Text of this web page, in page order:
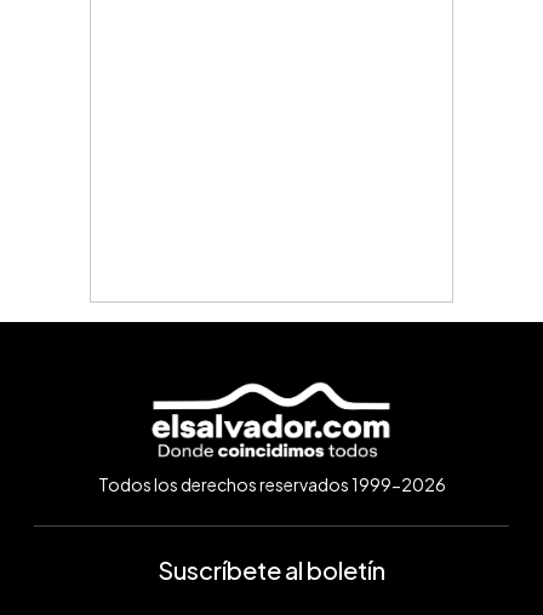
Todos los derechos reservados 1999-2026
Suscríbete al boletín